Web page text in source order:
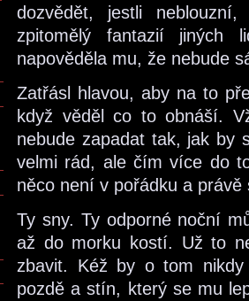
dozvědět, jestli
zpitomělý fantazií
napověděla mu, že nebude
Zatřásl hlavou, aby na to
když věděl co to obnáší.
nebude zapadat tak, jak by
velmi rád, ale čím více do
něco není v pořádku a
Ty sny. Ty odporné noční
až do morku kostí. Už to
zbavit. Kéž by o tom
pozdě a stín, který se mu